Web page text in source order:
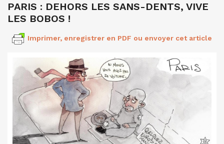
PARIS : DEHORS LES SANS-DENTS, VIVE
LES BOBOS !
Imprimer, enregistrer en PDF ou envoyer cet article